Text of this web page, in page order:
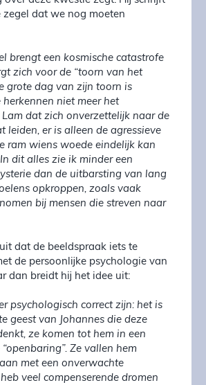
zegel dat we nog moeten
brengt een kosmische catastrofe
zich voor de “toorn van het
grote dag van zijn toorn is
herkennen niet meer het
dat zich onverzettelijk naar de
leiden, er is alleen de agressieve
ram wiens woede eindelijk kan
dit alles zie ik minder een
dan de uitbarsting van lang
opkroppen, zoals vaak
bij mensen die streven naar
dat de beeldspraak iets te
de persoonlijke psychologie van
dan breidt hij het idee uit:
psychologisch correct zijn: het is
geest van Johannes die deze
ze komen tot hem in een
Ze vallen hem
met een onverwachte
veel compenserende dromen